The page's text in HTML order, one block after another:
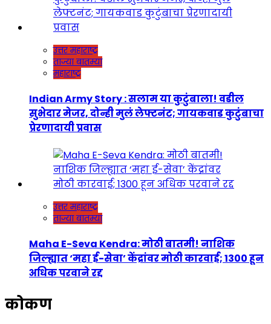
उत्तर महाराष्ट्र
ताज्या बातम्या
महाराष्ट्र
Indian Army Story : सलाम या कुटुंबाला! वडील
सुभेदार मेजर, दोन्ही मुलं लेफ्टनंट; गायकवाड कुटुंबाचा
प्रेरणादायी प्रवास
उत्तर महाराष्ट्र
ताज्या बातम्या
Maha E-Seva Kendra: मोठी बातमी! नाशिक
जिल्ह्यात ‘महा ई-सेवा’ केंद्रांवर मोठी कारवाई; 1300 हून
अधिक परवाने रद्द
कोकण